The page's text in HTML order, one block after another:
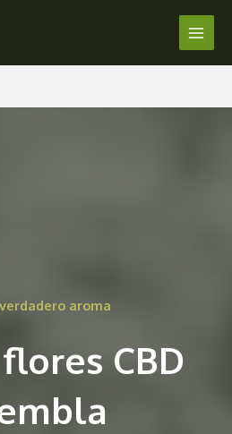
Main
CBD en
aroma
CBD